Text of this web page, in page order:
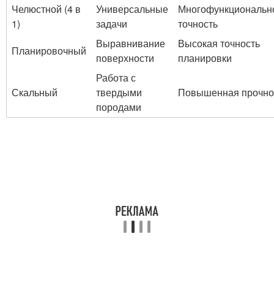
Челюстной (4 в
1)
Универсальные
задачи
точность
Планировочный
Выравнивание
поверхности
Высокая точность
планировки
Скальный
Работа с
твердыми
породами
Повышенная